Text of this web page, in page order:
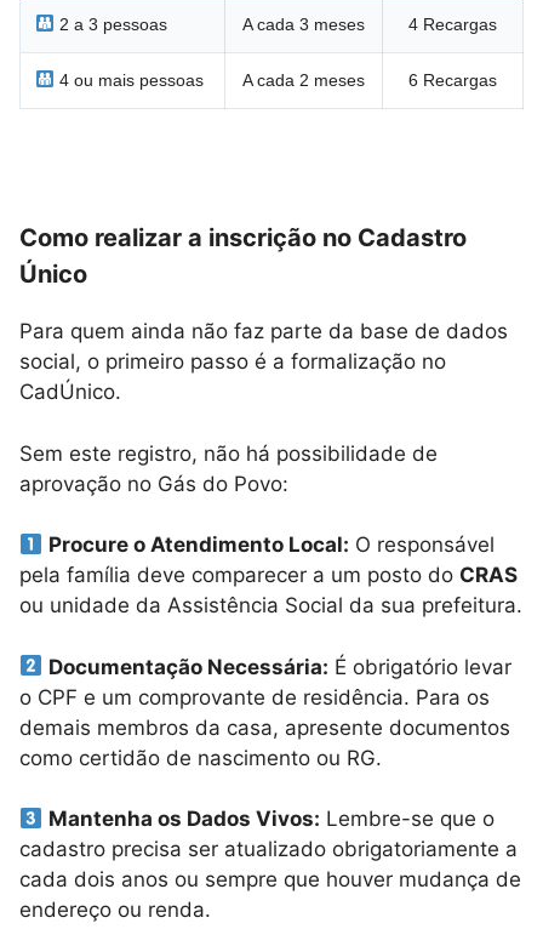
2 a 3 pessoas A cada 3 meses 4 Recargas
4 ou mais pessoas A cada 2 meses 6 Recargas
Como realizar a inscrição no Cadastro
Único
Para quem ainda não faz parte da base de dados
social, o primeiro passo é a formalização no
CadÚnico.
Sem este registro, não há possibilidade de
aprovação no Gás do Povo:
Procure o Atendimento Local: O responsável
pela família deve comparecer a um posto do CRAS
ou unidade da Assistência Social da sua prefeitura.
Documentação Necessária: É obrigatório levar
o CPF e um comprovante de residência. Para os
demais membros da casa, apresente documentos
como certidão de nascimento ou RG.
Mantenha os Dados Vivos: Lembre-se que o
cadastro precisa ser atualizado obrigatoriamente a
cada dois anos ou sempre que houver mudança de
endereço ou renda.